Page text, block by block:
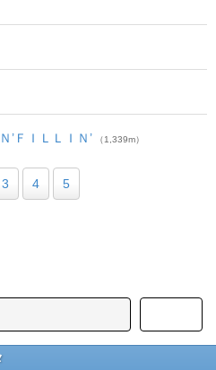
’ＦＩＬＬＩＮ’ （1,339m）
3 4 5